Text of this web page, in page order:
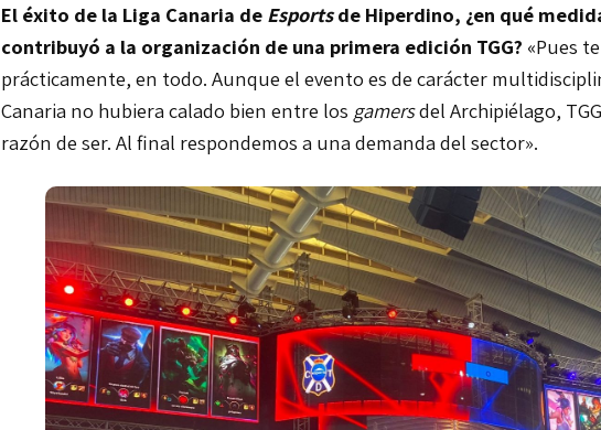
El éxito de la Liga Canaria de Esportsde Hiperdino, ¿en qué
contribuyó a la organización de una primera edición TGG? «Pues
prácticamente, en todo. Aunque el evento es de carácter
Canaria no hubiera calado bien entre los gamersdel Archipiélago,
razón de ser. Al final respondemos a una demanda del sector».